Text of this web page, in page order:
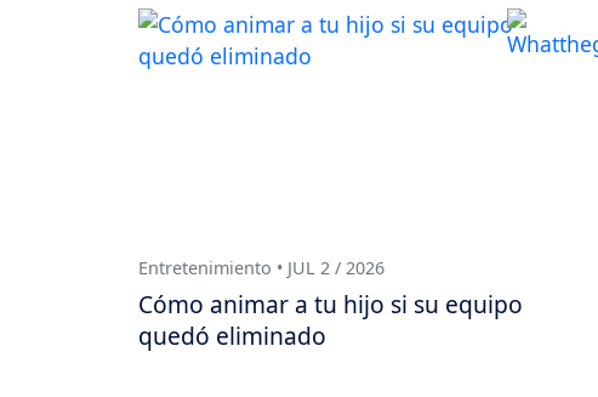
Entretenimiento • JUL 2 / 2026
Cómo animar a tu hijo si su equipo
quedó eliminado